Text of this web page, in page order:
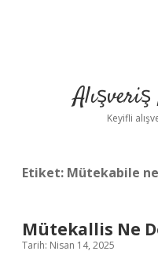
Keyifli
Etiket: Mütekabile
Mütekallis Ne
Tarih: Nisan 14, 2025